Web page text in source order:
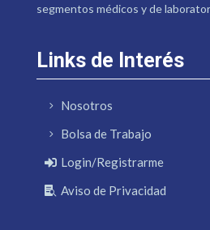
segmentos médicos y de
Links de Interés
Nosotros
Bolsa de Trabajo
Login/Registrarme
Aviso de Privacidad